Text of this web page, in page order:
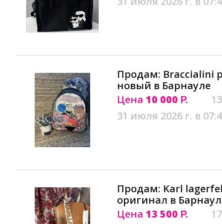
Продам: Braccialini
новый в Барнауле
Цена 10 000 Р.
31 июля 2026 г. в
Продам: Karl
оригинал в
Цена 13 500 Р.